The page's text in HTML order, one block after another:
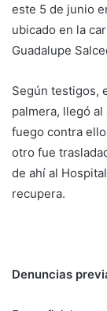
este 5 de junio
ubicado en la
Guadalupe
Según testigos,
palmera, llegó
fuego contra
otro fue
de ahí al
recupera.
Denuncias